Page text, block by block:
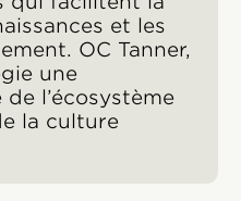
et les
OC Tanner,
une
l’écosystème
la culture